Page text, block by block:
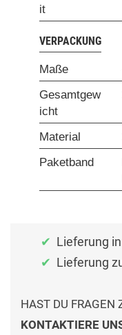
it
VERPACKUNG
Maße
Gesamtgew
icht
Material
Paketband
Lieferung
Lieferung
HAST DU FRAGEN
KONTAKTIERE